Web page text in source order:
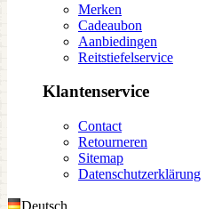
Merken
Cadeaubon
Aanbiedingen
Reitstiefelservice
Klantenservice
Contact
Retourneren
Sitemap
Datenschutzerklärung
Deutsch